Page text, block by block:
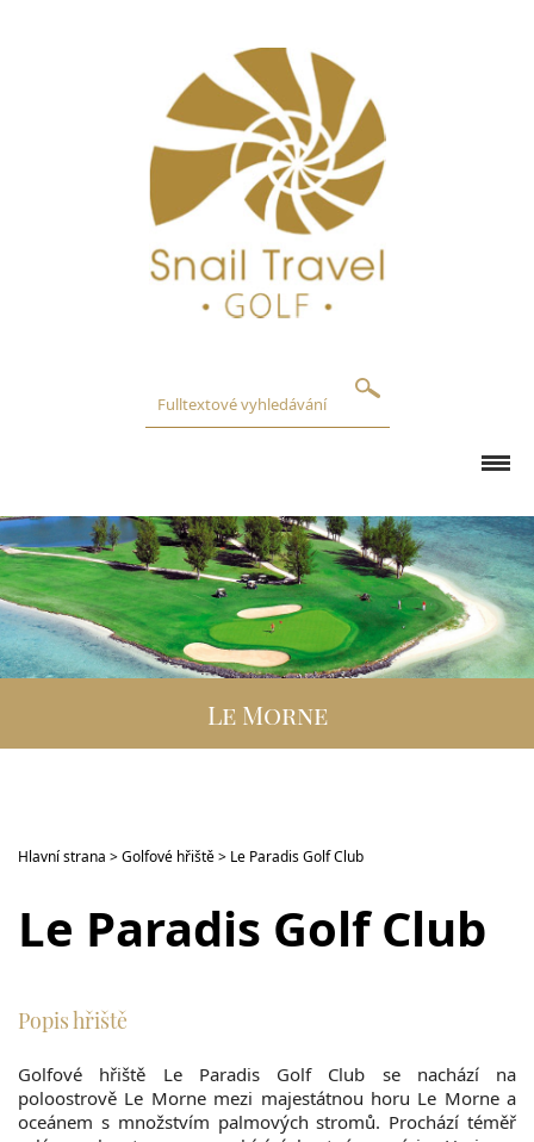
GOLFOVÁ HŘIŠTĚ
DESTINACE
GOLFOVÁ DOVOLENÁ
SKUPINOVÉ ZÁJEZDY
Le Morne
Hlavní strana >Golfové hřiště> Le Paradis Golf Club
Le Paradis Golf Club
Popis hřiště
Golfové hřiště Le Paradis Golf Club se nachází na
poloostrově Le Morne mezi majestátnou horu Le Morne a
oceánem s množstvím palmových stromů. Prochází téměř